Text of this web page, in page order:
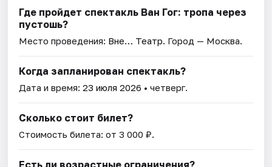
Где пройдет спектакль Ван Гог: тропа через
пустошь?
Место проведения: Вне… Театр. Город — Москва.
Когда запланирован спектакль?
Дата и время:23 июля 2026 • четверг.
Сколько стоит билет?
Стоимость билета: от 3 000 ₽.